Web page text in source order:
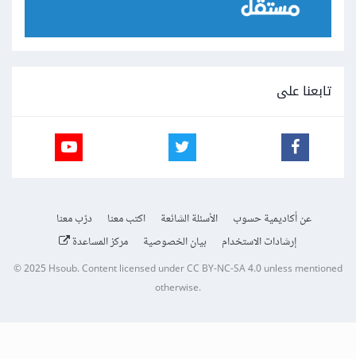
تابعنا على
عن أكاديمية حسوب الأسئلة الشائعة اكتب معنا
درّب معنا
إرشادات الاستخدام
بيان الخصوصية مركز المساعدة
© 2025 Hsoub.Content licensed underCC BY-NC-SA 4.0unless mentioned
otherwise.